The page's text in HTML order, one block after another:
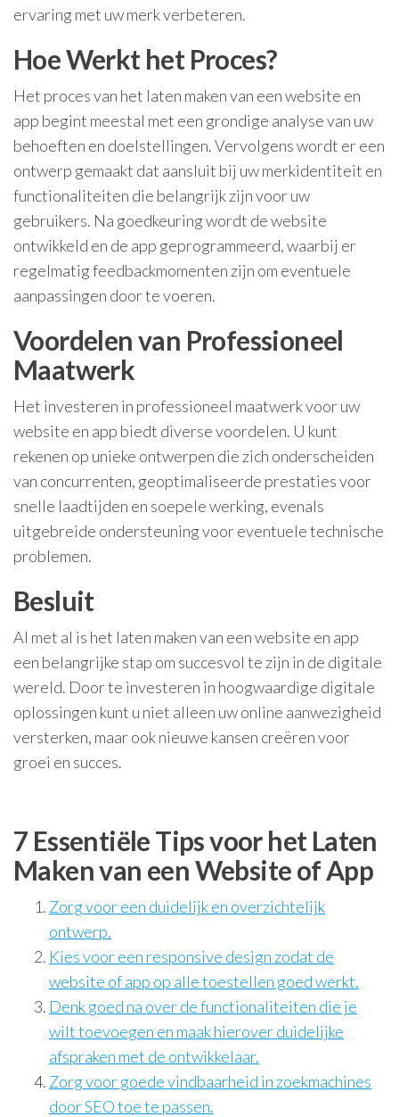
ervaring met uw merk verbeteren.
Hoe Werkt het Proces?
Het proces van het laten maken van een website en
app begint meestal met een grondige analyse van uw
behoeften en doelstellingen. Vervolgens wordt er een
ontwerp gemaakt dat aansluit bij uw merkidentiteit en
functionaliteiten die belangrijk zijn voor uw
gebruikers. Na goedkeuring wordt de website
ontwikkeld en de app geprogrammeerd, waarbij er
regelmatig feedbackmomenten zijn om eventuele
aanpassingen door te voeren.
Voordelen van Professioneel
Maatwerk
Het investeren in professioneel maatwerk voor uw
website en app biedt diverse voordelen. U kunt
rekenen op unieke ontwerpen die zich onderscheiden
van concurrenten, geoptimaliseerde prestaties voor
snelle laadtijden en soepele werking, evenals
uitgebreide ondersteuning voor eventuele technische
problemen.
Besluit
Al met al is het laten maken van een website en app
een belangrijke stap om succesvol te zijn in de digitale
wereld. Door te investeren in hoogwaardige digitale
oplossingen kunt u niet alleen uw online aanwezigheid
versterken, maar ook nieuwe kansen creëren voor
groei en succes.
7 Essentiële Tips voor het Laten
Maken van een Website of App
Zorg voor een duidelijk en overzichtelijk
ontwerp.
Kies voor een responsive design zodat de
website of app op alle toestellen goed werkt.
Denk goed na over de functionaliteiten die je
wilt toevoegen en maak hierover duidelijke
afspraken met de ontwikkelaar.
Zorg voor goede vindbaarheid in zoekmachines
door SEO toe te passen.